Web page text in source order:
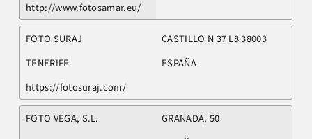
http://www.fotosamar.eu/
FOTO SURAJ
CASTILLO N 37 L8 38003
TENERIFE
ESPAÑA
https://fotosuraj.com/
FOTO VEGA, S.L.
GRANADA, 50